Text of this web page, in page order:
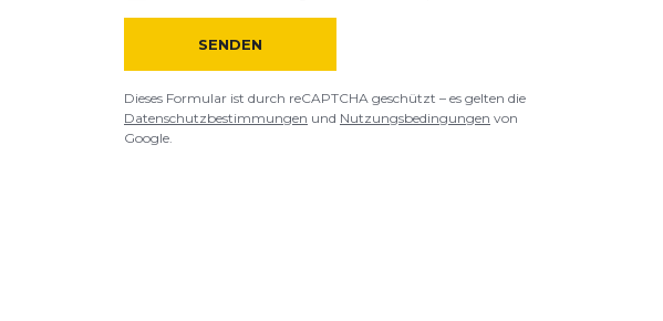
SENDEN
Dieses Formular ist durch reCAPTCHA geschützt – es gelten die
Datenschutzbestimmungen und Nutzungsbedingungen von
Google.